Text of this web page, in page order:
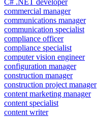
commercial manager
communications manager
communication specialist
compliance officer
compliance specialist
computer vision engineer
configuration manager
construction manager
construction project manager
content marketing manager
content specialist
content writer